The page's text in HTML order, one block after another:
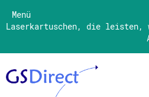
Menü
Laserkartuschen, die leisten,